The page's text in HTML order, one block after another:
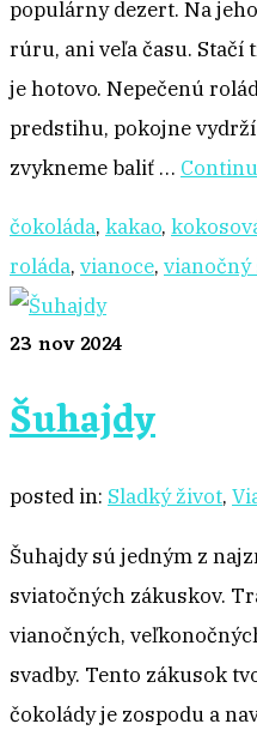
populárny dezert. Na
rúru, ani veľa času. Stačí
je hotovo. Nepečenú
predstihu, pokojne
zvykneme baliť …
čokoláda, kakao,
roláda, vianoce, vianočný
23 nov 2024
Šuhajdy
posted in: Sladký život,
Šuhajdy sú jedným z
sviatočných zákuskov.
vianočných,
svadby. Tento zákusok
čokolády je zospodu a